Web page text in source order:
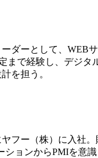
ダーとして、WEB
で経験し、デジ
を担う。
フー（株）に入社
ョンからPMIを意